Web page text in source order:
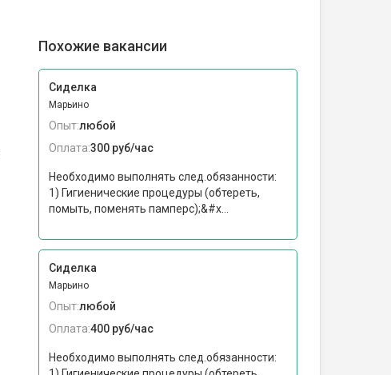
Похожие вакансии
Сиделка
Марьино
Опыт:любой
Оплата:300 руб/час
Необходимо выполнять след.обязанности:
1) Гигиенические процедуры (обтереть,
помыть, поменять памперс);&#x...
Сиделка
Марьино
Опыт:любой
Оплата:400 руб/час
Необходимо выполнять след.обязанности: